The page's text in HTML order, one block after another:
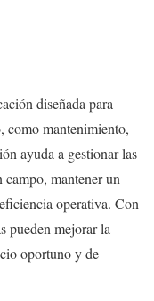
diseñada para
como mantenimiento,
ayuda a gestionar las
mantener un
operativa. Con
pueden mejorar la
oportuno y de